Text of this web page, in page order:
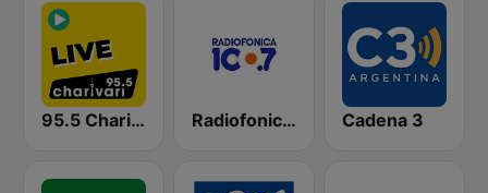
95.5 Charivari - Live Radiofonica 100.7 FM Cadena 3